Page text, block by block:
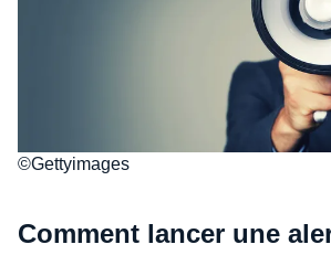
©Gettyimages
Comment lancer une